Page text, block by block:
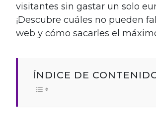
visitantes sin gastar un solo
¡Descubre cuáles no pueden
web y cómo sacarles el
ÍNDICE DE